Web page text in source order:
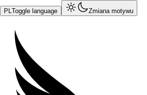
PLToggle language Zmiana motywu